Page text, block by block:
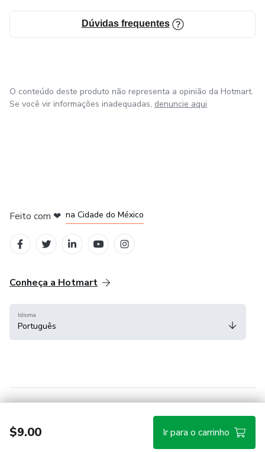
Dúvidas frequentes
$9.00 Ir para o carrinho
O conteúdo deste produto não representa a opinião da Hotmart.
Se você vir informações inadequadas, denuncie aqui
Feito com ❤ na Cidade do México
Conheça a Hotmart
Idioma
Português
Hotmart — 2011-2026 © Todos os direitos reservados.